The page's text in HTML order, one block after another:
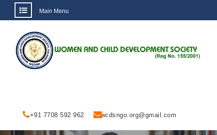
content
Main Menu
+91 7708 592 962 wcdsngo.org@gmail.com